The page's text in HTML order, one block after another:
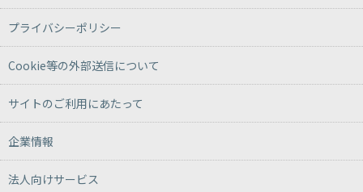
プライバシーポリシー
Cookie等の外部送信について
サイトのご利用にあたって
企業情報
法人向けサービス